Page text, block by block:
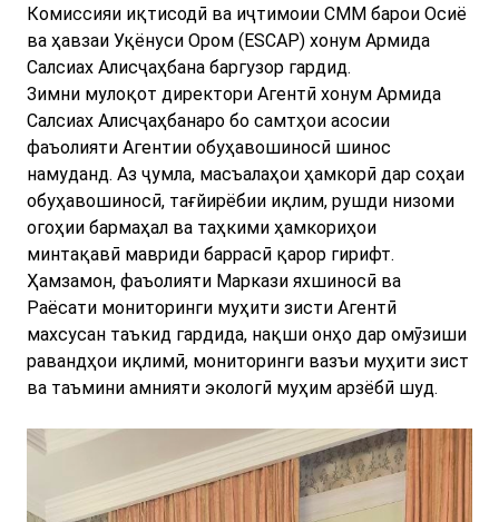
Комиссияи иқтисодӣ ва иҷтимоии СММ барои Осиё
ва ҳавзаи Уқёнуси Ором (ESCAP) хонум Армида
Салсиах Алисҷаҳбана баргузор гардид.
Зимни мулоқот директори Агентӣ хонум Армида
Салсиах Алисҷаҳбанаро бо самтҳои асосии
фаъолияти Агентии обуҳавошиносӣ шинос
намуданд. Аз ҷумла, масъалаҳои ҳамкорӣ дар соҳаи
обуҳавошиносӣ, тағйирёбии иқлим, рушди низоми
огоҳии бармаҳал ва таҳкими ҳамкориҳои
минтақавӣ мавриди баррасӣ қарор гирифт.
Ҳамзамон, фаъолияти Маркази яхшиносӣ ва
Раёсати мониторинги муҳити зисти Агентӣ
махсусан таъкид гардида, нақши онҳо дар омӯзиши
равандҳои иқлимӣ, мониторинги вазъи муҳити зист
ва таъмини амнияти экологӣ муҳим арзёбӣ шуд.